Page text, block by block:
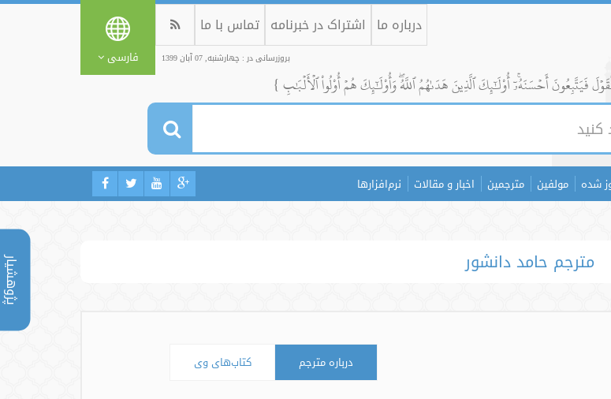
پژوهشیار
درباره ما اشتراک در خبرنامه تماس با ما
بروزرسانی در : چهارشنبه, 07 آبان 1399 فارسی
فَيَتَّبِعُونَ أَحۡسَنَهُۥٓۚ أُوْلَٰٓئِكَ ٱلَّذِينَ هَدَىٰهُمُ ٱللَّهُۖ وَأُوْلَٰٓئِكَ هُمۡ أُوْلُواْ ٱلۡأَلۡبَٰبِ }
شده مولفین مترجمین اخبار و مقالات نرم‌افزارها
مترجم حامد دانشور
درباره مترجم کتاب‌های وی